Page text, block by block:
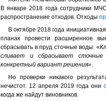
В январе 2018 года сотрудники
распространение отходов. Отходы
В октябре 2018 года
планах провести расширенное
сбрасывать в пруд сточные воды: «
сливает и сбрасывает
конкретный вариант решения».
Но проверки никакого
нечистот. 12 апреля 2019 года они
когда же найдут виновников.